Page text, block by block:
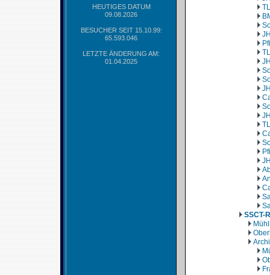
HEUTIGES DATUM
09.08.2026
BESUCHER SEIT 15.10.99:
65.593.046
LETZTE ÄNDERUNG AM:
01.04.2025
SSCT-